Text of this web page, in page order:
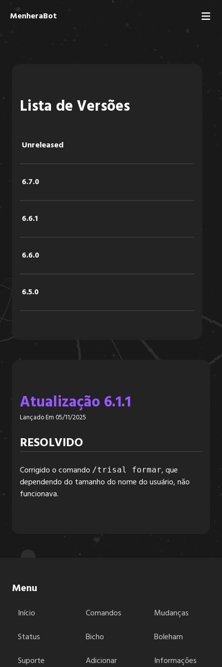
MenheraBot
Lista de Versões
Unreleased
6.7.0
6.6.1
6.6.0
6.5.0
6.4.0
6.3.3
6.3.2
6.2.6
6.2.4
Atualização 6.1.1
Lançado Em 05/11/2025
RESOLVIDO
Corrigido o comando /trisal formar, que
dependendo do tamanho do nome do usuário, não
funcionava.
Menu
Início Comandos
Mudanças
Status
Bicho
Boleham
Suporte
Adicionar
Informações